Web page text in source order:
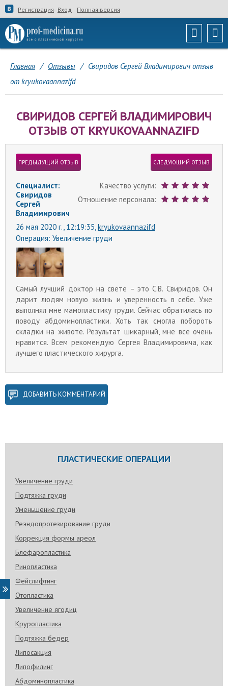
Регистрация Вход Полная версия
Главная / Отзывы / Свиридов Сергей Владимирович отзыв
от kryukovaannazifd
СВИРИДОВ СЕРГЕЙ ВЛАДИМИРОВИЧ
ОТЗЫВ ОТ KRYUKOVAANNAZIFD
ПРЕДЫДУЩИЙ ОТЗЫВ СЛЕДУЮЩИЙ ОТЗЫВ
Качество услуги:
Отношение персонала:
Специалист:
Свиридов
Сергей
Владимирович
26 мая 2020 г., 12:19:35, kryukovaannazifd
Операция: Увеличение груди
Самый лучший доктор на свете – это С.В. Свиридов. Он
дарит людям новую жизнь и уверенность в себе. Уже
выполнял мне мамопластику груди. Сейчас обратилась по
поводу абдоминопластики. Хоть так смогла побороть
складки на животе. Результат шикарный, мне все очень
нравится. Всем рекомендую Сергея Владимировича, как
лучшего пластического хирурга.
ДОБАВИТЬ КОММЕНТАРИЙ
ПЛАСТИЧЕСКИЕ ОПЕРАЦИИ
Увеличение груди
Подтяжка груди
Уменьшение груди
Реэндопротезирование груди
Коррекция формы ареол
Блефаропластика
Ринопластика
Фейслифтинг
Отопластика
Увеличение ягодиц
Круропластика
Подтяжка бедер
Липосакция
Липофилинг
Абдоминопластика